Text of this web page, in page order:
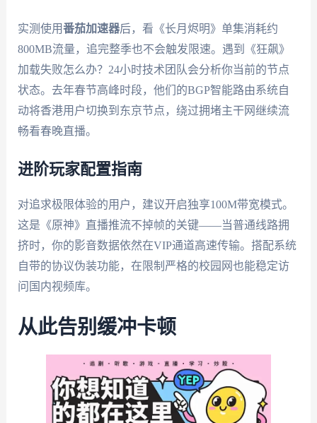
实测使用番茄加速器后，看《长月烬明》单集消耗约
800MB流量，追完整季也不会触发限速。遇到《狂飙》
加载失败怎么办？24小时技术团队会分析你当前的节点
状态。去年春节高峰时段，他们的BGP智能路由系统自
动将香港用户切换到东京节点，绕过拥堵主干网继续流
畅看春晚直播。
进阶玩家配置指南
对追求极限体验的用户，建议开启独享100M带宽模式。
这是《原神》直播推流不掉帧的关键——当普通线路拥
挤时，你的影音数据依然在VIP通道高速传输。搭配系统
自带的协议伪装功能，在限制严格的校园网也能稳定访
问国内视频库。
从此告别缓冲卡顿